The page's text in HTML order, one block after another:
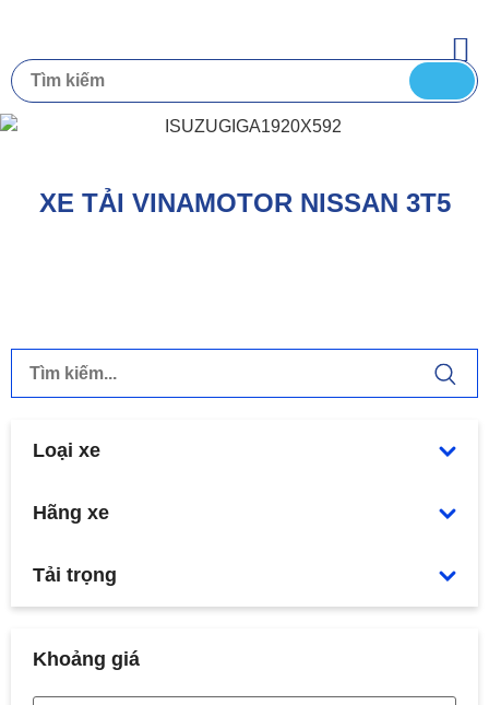
XE TẢI VINAMOTOR NISSAN 3T5
Loại xe
Hãng xe
Tải trọng
Khoảng giá